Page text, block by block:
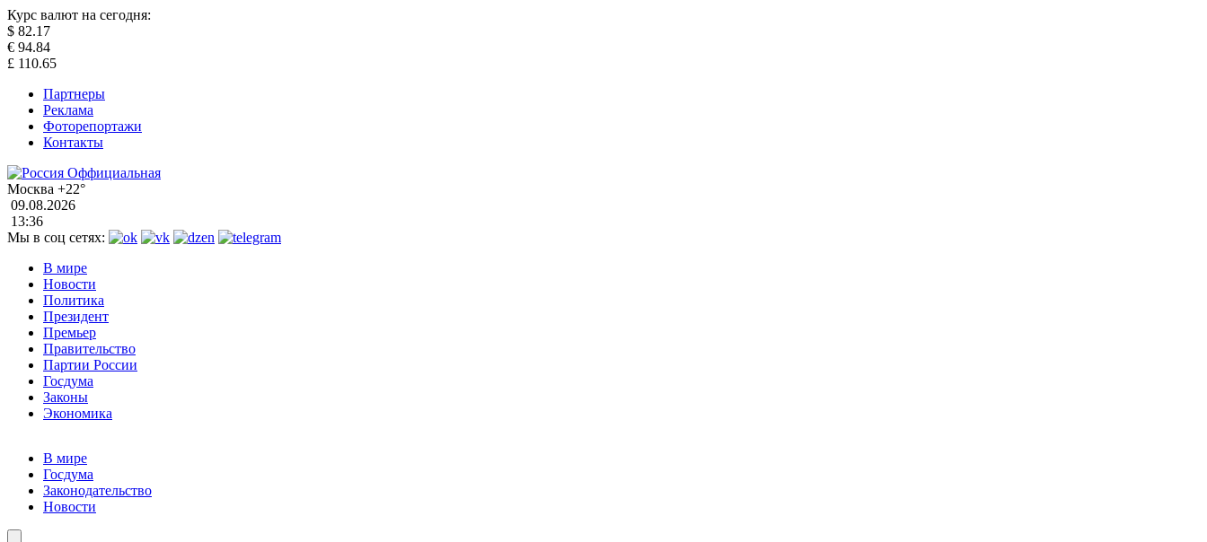
Курс валют на сегодня:
$ 82.17
€ 94.84
£ 110.65
Партнеры
Реклама
Фоторепортажи
Контакты
Москва +22°
09.08.2026
13:36
Мы в соц сетях:
В мире
Новости
Политика
Президент
Премьер
Правительство
Партии России
Госдума
Законы
Экономика
В мире
Госдума
Законодательство
Новости